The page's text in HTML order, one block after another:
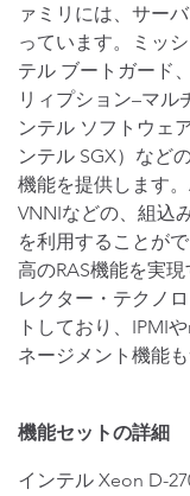
ァミリには、サー
っています。ミッ
テル ブートガード
リィプション–マル
ンテル ソフトウェ
ンテル SGX）など
機能を提供します
VNNIなどの、組込
を利用することが
高のRAS機能を実
レクター・テクノ
トしており、IPMI
ネージメント機能
機能セットの詳細
インテル Xeon D-